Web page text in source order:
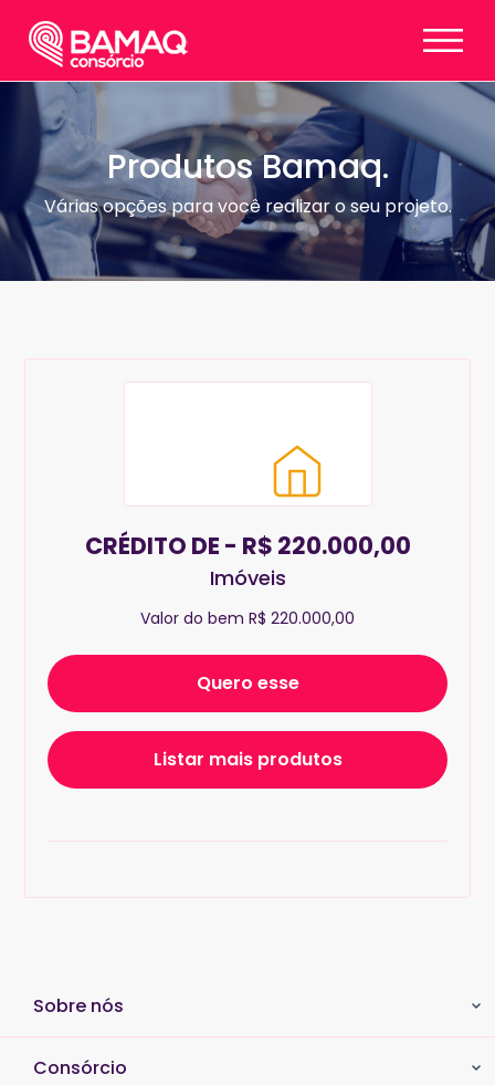
Produtos Bamaq.
Várias opções para você realizar o seu projeto.
CRÉDITO DE - R$ 220.000,00
Imóveis
Valor do bem R$ 220.000,00
Quero esse
Listar mais produtos
Sobre nós
Consórcio